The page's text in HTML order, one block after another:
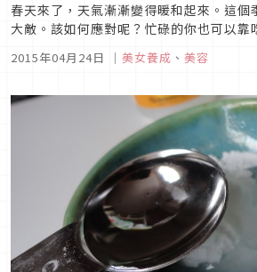
春天來了，天氣漸漸變得暖和起來。這個
大敵。該如何應對呢？忙碌的你也可以靠
該關注的堅果！它就是來自於南美亞馬遜
稱印奇果、印加綠色堅...
2015年04月24日 ｜ 美女養成 、 美容